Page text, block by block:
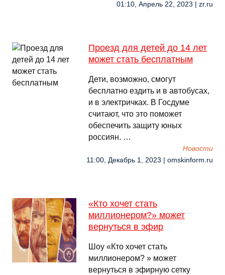
01:10, Апрель 22, 2023 | zr.ru
Проезд для детей до 14 лет
может стать бесплатным
Дети, возможно, смогут
бесплатно ездить и в автобусах,
и в электричках. В Госдуме
считают, что это поможет
обеспечить защиту юных
россиян. …
Новости
11:00, Декабрь 1, 2023 | omskinform.ru
«Кто хочет стать
миллионером?» может
вернуться в эфир
Шоу «Кто хочет стать
миллионером? » может
вернуться в эфирную сетку